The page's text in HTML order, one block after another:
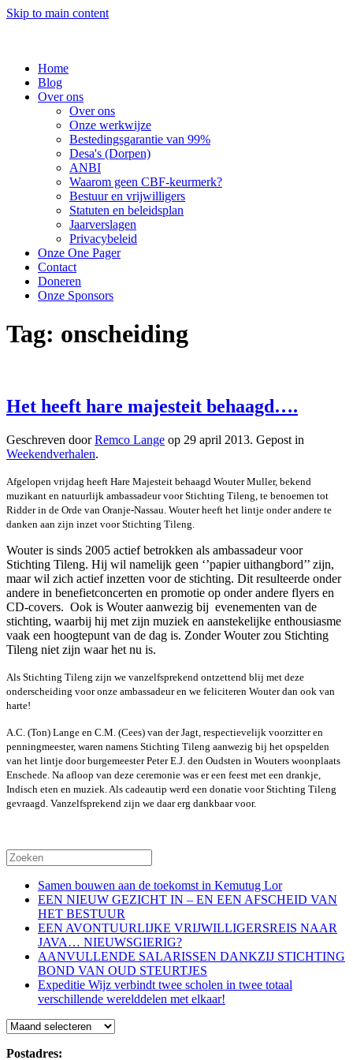
Skip to main content
Home
Blog
Over ons
Over ons
Onze werkwijze
Bestedingsgarantie van 99%
Desa's (Dorpen)
ANBI
Waarom geen CBF-keurmerk?
Bestuur en vrijwilligers
Statuten en beleidsplan
Jaarverslagen
Privacybeleid
Onze One Pager
Contact
Doneren
Onze Sponsors
Tag: onscheiding
Het heeft hare majesteit behaagd….
Geschreven doorRemco Lange op 29 april 2013. Gepost in
Weekendverhalen.
Afgelopen vrijdag heeft Hare Majesteit behaagd Wouter Muller, bekend
muzikant en natuurlijk ambassadeur voor Stichting Tileng, te benoemen tot
Ridder in de Orde van Oranje-Nassau. Wouter heeft het lintje onder andere te
danken aan zijn inzet voor Stichting Tileng.
Wouter is sinds 2005 actief betrokken als ambassadeur voor
Stichting Tileng. Hij wil namelijk geen ‘’papier uithangbord’’ zijn,
maar wil zich actief inzetten voor de stichting. Dit resulteerde onder
andere in benefietconcerten en promotie op onder andere flyers en
CD-covers. Ook is Wouter aanwezig bij evenementen van de
stichting, waarbij hij met zijn muziek en aanstekelijke enthousiasme
vaak een hoogtepunt van de dag is. Zonder Wouter zou Stichting
Tileng niet zijn waar het nu is.
Als Stichting Tileng zijn we vanzelfsprekend ontzettend blij met deze
onderscheiding voor onze ambassadeur en we feliciteren Wouter dan ook van
harte!
A.C. (Ton) Lange en C.M. (Cees) van der Jagt, respectievelijk voorzitter en
penningmeester, waren namens Stichting Tileng aanwezig bij het opspelden
van het lintje door burgemeester Peter E.J. den Oudsten in Wouters woonplaats
Enschede. Na afloop van deze ceremonie was er een feest met een drankje,
Indisch eten en muziek. Als cadeautip werd een donatie voor Stichting Tileng
gevraagd. Vanzelfsprekend zijn we daar erg dankbaar voor.
Samen bouwen aan de toekomst in Kemutug Lor
EEN NIEUW GEZICHT IN – EN EEN AFSCHEID VAN
HET BESTUUR
EEN AVONTUURLIJKE VRIJWILLIGERSREIS NAAR
JAVA… NIEUWSGIERIG?
AANVULLENDE SALARISSEN DANKZIJ STICHTING
BOND VAN OUD STEURTJES
Expeditie Wijz verbindt twee scholen in twee totaal
verschillende werelddelen met elkaar!
Blog
Postadres: